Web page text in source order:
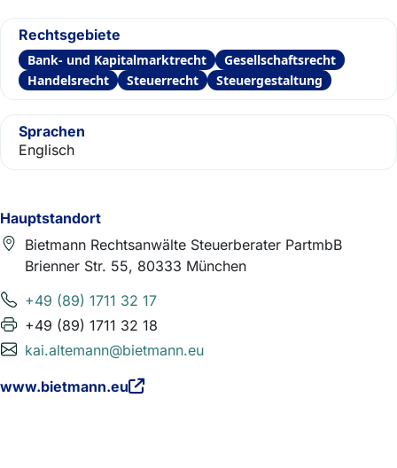
Hauptstandort
Bietmann Rechtsanwälte Steuerberater PartmbB
Brienner Str. 55, 80333 München
+49 (89) 1711 32 17
+49 (89) 1711 32 18
kai.altemann@bietmann.eu
www.bietmann.eu
Rechtsgebiete
Bank- und Kapitalmarktrecht
Gesellschaftsrecht
Handelsrecht
Steuerrecht Steuergestaltung
Sprachen
Englisch